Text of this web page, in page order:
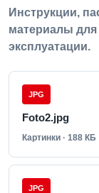
Инструкции,
материалы для
эксплуатации.
JPG
Foto2.jpg
Картинки · 188 КБ
JPG